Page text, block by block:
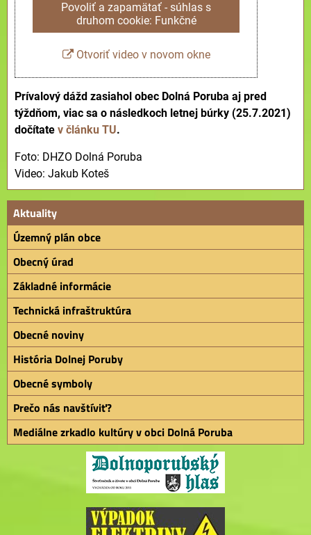
Povoliť a zapamätať - súhlas s
druhom cookie: Funkčné
Otvoriť video v novom okne
Prívalový dážd zasiahol obec Dolná Poruba aj pred
týždňom, viac sa o následkoch letnej búrky (25.7.2021)
dočítate v článku TU.
Foto: DHZO Dolná Poruba
Video: Jakub Koteš
Aktuality
Územný plán obce
Obecný úrad
Základné informácie
Technická infraštruktúra
Obecné noviny
História Dolnej Poruby
Obecné symboly
Prečo nás navštíviť?
Mediálne zrkadlo kultúry v obci Dolná Poruba